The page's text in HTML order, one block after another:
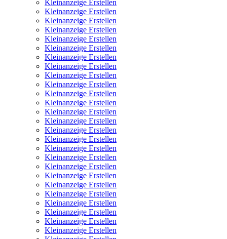
Kleinanzeige Erstellen
Kleinanzeige Erstellen
Kleinanzeige Erstellen
Kleinanzeige Erstellen
Kleinanzeige Erstellen
Kleinanzeige Erstellen
Kleinanzeige Erstellen
Kleinanzeige Erstellen
Kleinanzeige Erstellen
Kleinanzeige Erstellen
Kleinanzeige Erstellen
Kleinanzeige Erstellen
Kleinanzeige Erstellen
Kleinanzeige Erstellen
Kleinanzeige Erstellen
Kleinanzeige Erstellen
Kleinanzeige Erstellen
Kleinanzeige Erstellen
Kleinanzeige Erstellen
Kleinanzeige Erstellen
Kleinanzeige Erstellen
Kleinanzeige Erstellen
Kleinanzeige Erstellen
Kleinanzeige Erstellen
Kleinanzeige Erstellen
Kleinanzeige Erstellen